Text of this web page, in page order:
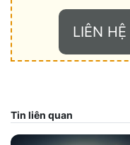
LIÊN HỆ
Tin liên quan